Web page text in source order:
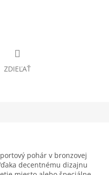
ZDIEĽAŤ
pohár v bronzovej
decentnému dizajnu